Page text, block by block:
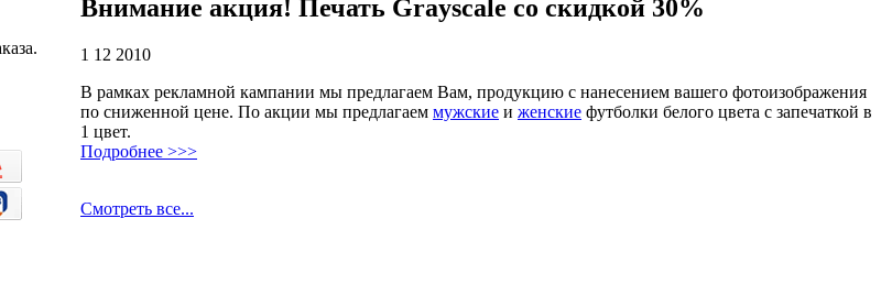
Внимание акция! Печать Grayscale со скидкой 30%
1 12 2010
В рамках рекламной кампании мы предлагаем Вам, продукцию с нанесением вашего фотоизображения
по сниженной цене. По акции мы предлагаем мужские и женские футболки белого цвета с запечаткой в
1 цвет.
Подробнее >>>
Смотреть все...